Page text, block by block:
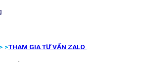
>THAM GIA TƯ VẤN ZALO